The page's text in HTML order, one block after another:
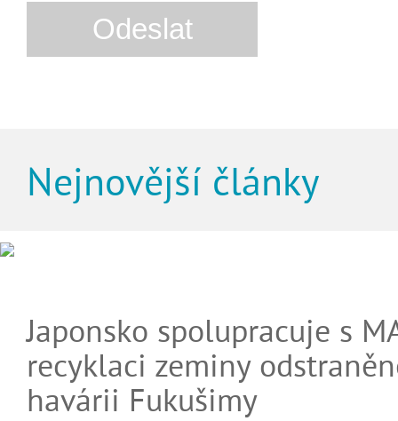
Nejnovější články
Japonsko spolupracuje s
recyklaci zeminy
havárii Fukušimy